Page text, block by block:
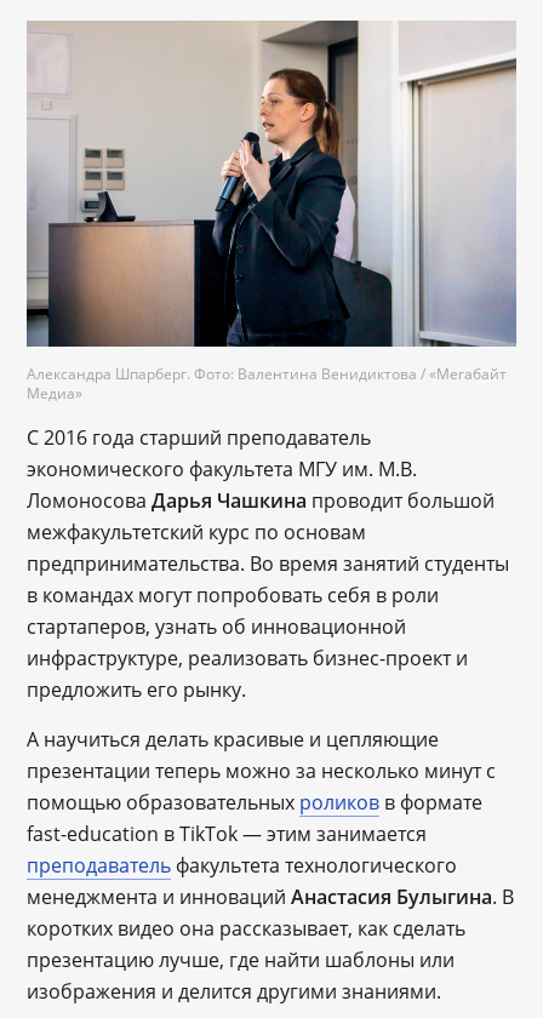
Александра Шпарберг. Фото: Валентина Венидиктова / «Мегабайт
Медиа»
С 2016 года старший преподаватель
экономического факультета МГУ им. М.В.
ЛомоносоваДарья Чашкина проводит большой
межфакультетский курс по основам
предпринимательства. Во время занятий студенты
в командах могут попробовать себя в роли
стартаперов, узнать об инновационной
инфраструктуре, реализовать бизнес-проект и
предложить его рынку.
А научиться делать красивые и цепляющие
презентации теперь можно за несколько минут с
помощью образовательных роликов в формате
fast-education в TikTok ― этим занимается
преподаватель факультета технологического
менеджмента и инновацийАнастасия Булыгина. В
коротких видео она рассказывает, как сделать
презентацию лучше, где найти шаблоны или
изображения и делится другими знаниями.